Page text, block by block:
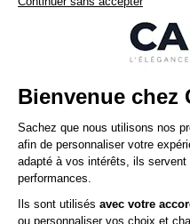
Nos clients aiment aussi